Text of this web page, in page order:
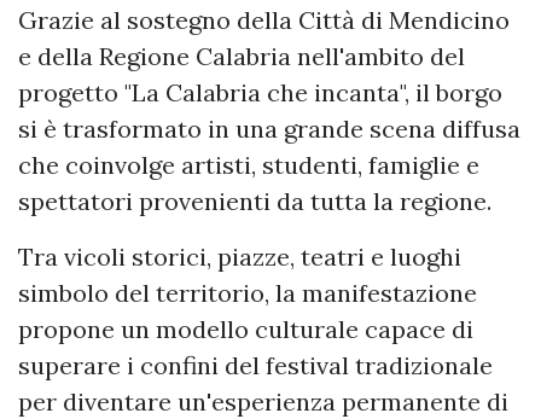
Grazie al sostegno della Città di Mendicino
e della Regione Calabria nell'ambito del
progetto "La Calabria che incanta", il borgo
si è trasformato in una grande scena diffusa
che coinvolge artisti, studenti, famiglie e
spettatori provenienti da tutta la regione.
Tra vicoli storici, piazze, teatri e luoghi
simbolo del territorio, la manifestazione
propone un modello culturale capace di
superare i confini del festival tradizionale
per diventare un'esperienza permanente di